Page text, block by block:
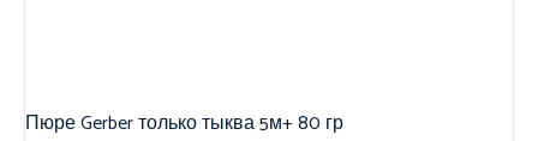
Пюре Gerber только тыква 5м+ 80 гр